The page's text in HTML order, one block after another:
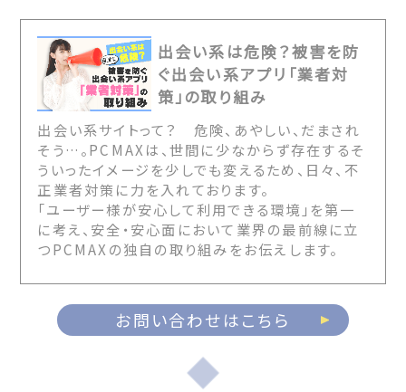
出会い系は危険？被害を防
ぐ出会い系アプリ「業者対
策」の取り組み
出会い系サイトって？ 危険、あやしい、だまされ
そう…。PCMAXは、世間に少なからず存在するそ
ういったイメージを少しでも変えるため、日々、不
正業者対策に力を入れております。
「ユーザー様が安心して利用できる環境」を第一
に考え、安全・安心面において業界の最前線に立
つPCMAXの独自の取り組みをお伝えします。
お問い合わせはこちら